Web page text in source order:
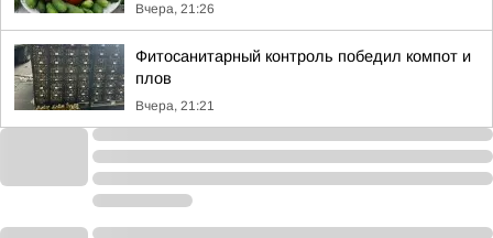
Вчера, 21:26
Фитосанитарный контроль победил компот и
плов
Вчера, 21:21